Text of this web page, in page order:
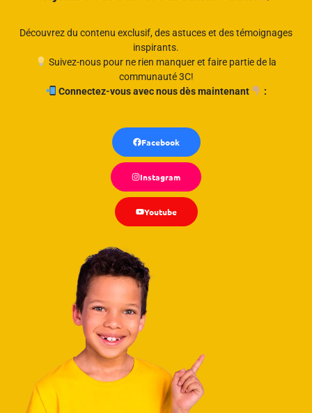
Découvrez du contenu exclusif, des astuces et des témoignages
inspirants.
Suivez-nous pour ne rien manquer et faire partie de la
communauté 3C!
Connectez-vous avec nous dès maintenant
:
Facebook
Instagram
Youtube